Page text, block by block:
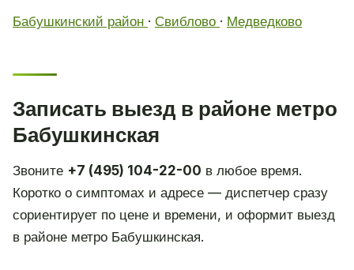
Бабушкинский район · Свиблово · Медведково
Записать выезд в районе метро
Бабушкинская
Звоните +7 (495) 104-22-00 в любое время.
Коротко о симптомах и адресе — диспетчер сразу
сориентирует по цене и времени, и оформит выезд
в районе метро Бабушкинская.